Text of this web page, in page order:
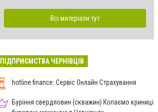
Всі матеріали тут
ПІДПРИЄМСТВА ЧЕРНІВЦІВ
hotline.finance: Сервіс Онлайн Страхування
Буріння свердловин (скважин) Копаємо криниці